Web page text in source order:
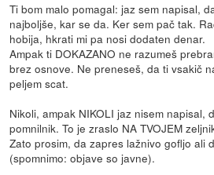
Ti bom malo pomagal: jaz sem napisal,
najboljše, kar se da. Ker sem pač tak.
hobija, hkrati mi pa nosi dodaten denar.
Ampak ti DOKAZANO ne razumeš
brez osnove. Ne preneseš, da ti vsakič
peljem scat.
Nikoli, ampak NIKOLI jaz nisem napisal,
pomnilnik. To je zraslo NA TVOJEM
Zato prosim, da zapres lažnivo gofljo ali
(spomnimo: objave so javne).